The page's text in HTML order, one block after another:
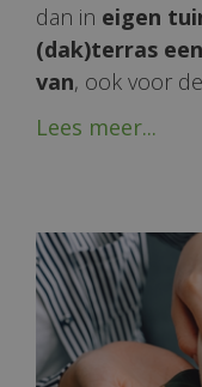
dan in eigen
(dak)terras
van, ook voor
Lees meer...